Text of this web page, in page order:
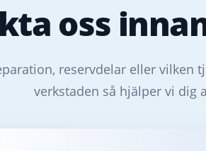
oss
reservdelar eller vilken
verkstaden så hjälper vi dig